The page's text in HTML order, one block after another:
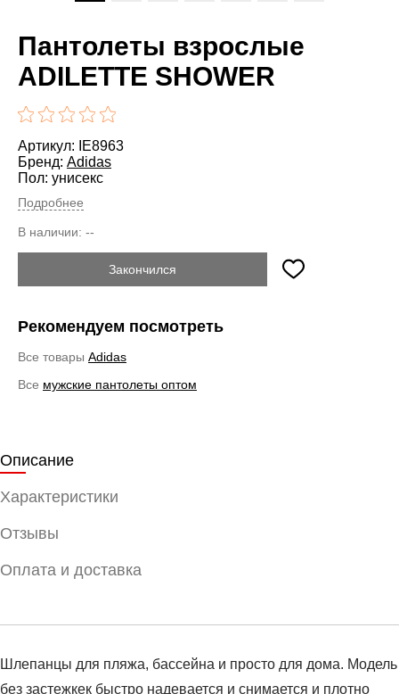
Пантолеты взрослые
ADILETTE SHOWER
Артикул: IE8963
Бренд: Adidas
Пол: унисекс
Подробнее
В наличии: --
Закончился
Рекомендуем посмотреть
Все товары Adidas
Все мужские пантолеты оптом
Описание
Характеристики
Отзывы
Оплата и доставка
Шлепанцы для пляжа, бассейна и просто для дома. Модель
без застежкек быстро надевается и снимается и плотно